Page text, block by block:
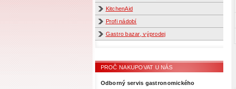
KitchenAid
Profi nádobí
Gastro bazar, výprodej
PROČ NAKUPOVAT U NÁS
Odborný servis gastronomického